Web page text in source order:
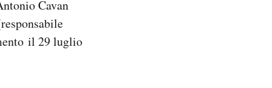
Cavan
il 29 luglio